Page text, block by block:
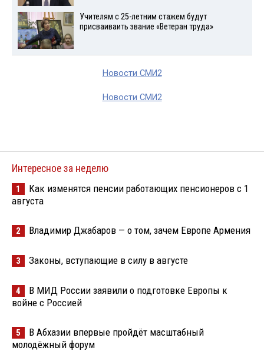
Учителям с 25-летним стажем будут
присваиваить звание «Ветеран труда»
Новости СМИ2
Новости СМИ2
Интересное за неделю
1
Как изменятся пенсии работающих пенсионеров с 1
августа
2 Владимир Джабаров — о том, зачем Европе Армения
3 Законы, вступающие в силу в августе
4
В МИД России заявили о подготовке Европы к
войне с Россией
5
В Абхазии впервые пройдёт масштабный
молодёжный форум